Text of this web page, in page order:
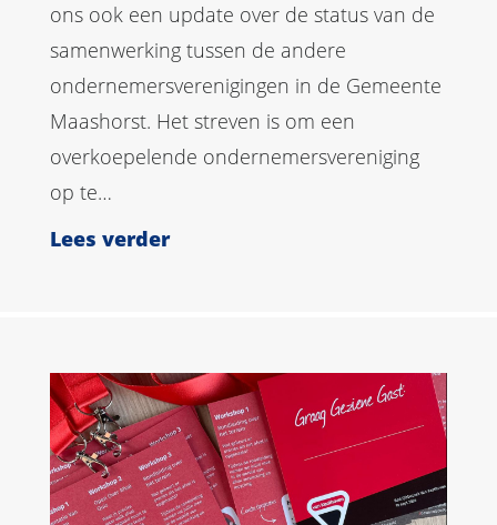
ons ook een update over de status van de
samenwerking tussen de andere
ondernemersverenigingen in de Gemeente
Maashorst. Het streven is om een
overkoepelende ondernemersvereniging
op te…
Lees verder